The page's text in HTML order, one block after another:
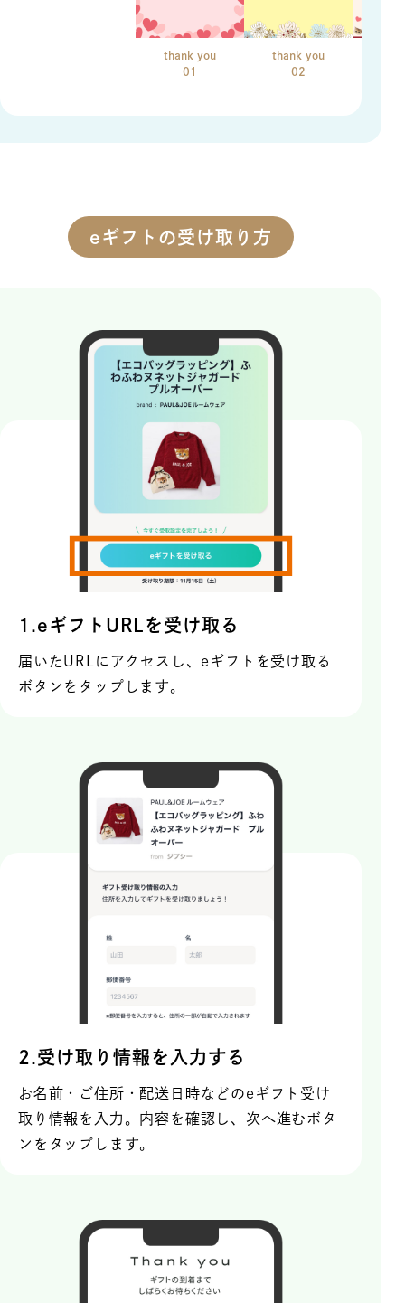
thank you
01
thank you
02
eギフトの受け取り方
1.eギフトURLを受け取る
届いたURLにアクセスし、eギフトを受け取る
ボタンをタップします。
2.受け取り情報を入力する
お名前・ご住所・配送日時などのeギフト受け
取り情報を入力。内容を確認し、次へ進むボタ
ンをタップします。